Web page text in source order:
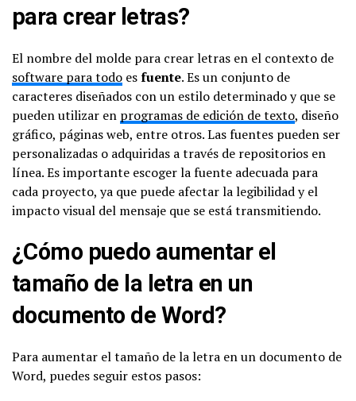
para crear letras?
El nombre del molde para crear letras en el contexto de
software para todo esfuente. Es un conjunto de
caracteres diseñados con un estilo determinado y que se
pueden utilizar en programas de edición de texto, diseño
gráfico, páginas web, entre otros. Las fuentes pueden ser
personalizadas o adquiridas a través de repositorios en
línea. Es importante escoger la fuente adecuada para
cada proyecto, ya que puede afectar la legibilidad y el
impacto visual del mensaje que se está transmitiendo.
¿Cómo puedo aumentar el
tamaño de la letra en un
documento de Word?
Para aumentar el tamaño de la letra en un documento de
Word, puedes seguir estos pasos: